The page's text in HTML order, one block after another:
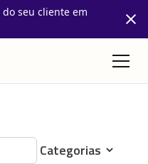
seu cliente em